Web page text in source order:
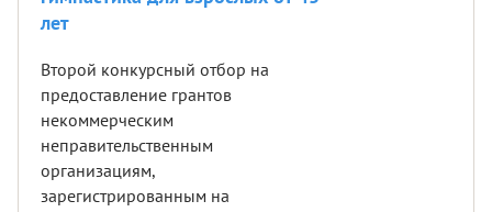
лет
Второй конкурсный отбор на
предоставление грантов
некоммерческим
неправительственным
организациям,
зарегистрированным на